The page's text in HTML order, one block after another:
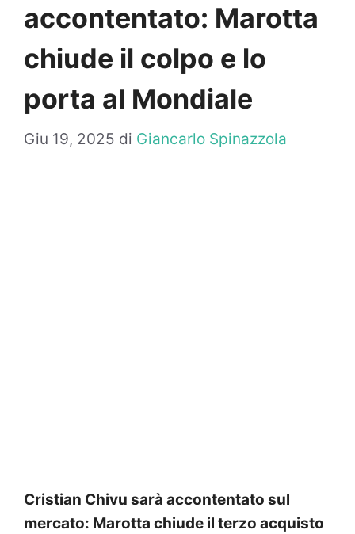
accontentato: Marotta
chiude il colpo e lo
porta al Mondiale
Giu 19, 2025 di Giancarlo Spinazzola
Cristian Chivu sarà accontentato sul
mercato: Marotta chiude il terzo acquisto